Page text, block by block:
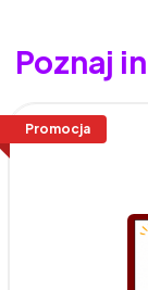
Poznaj
Promocja